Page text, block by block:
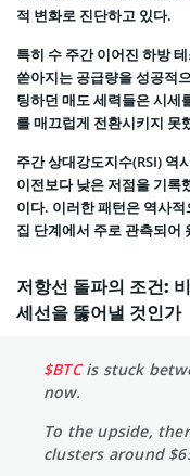
적 변화로 진단하고 있다.
특히 수 주간 이어진 하방
쏟아지는 공급량을 성공적
팅하던 매도 세력들은 시세
를 매끄럽게 전환시키지 못
주간 상대강도지수(RSI) 역
이전보다 낮은 저점을 기록
이다. 이러한 패턴은 역사
집 단계에서 주로 관측되어
저항선 돌파의 조건:
세선을 뚫어낼 것인가
$BTCis stuck
now.
To the upside,
clusters around